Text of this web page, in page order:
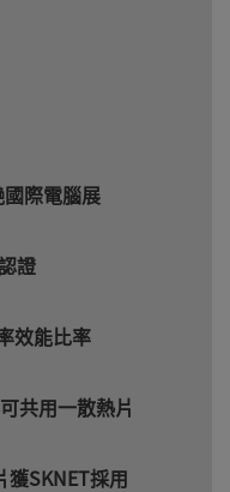
際電腦展
證
效能比率
共用一散熱片
SKNET採用